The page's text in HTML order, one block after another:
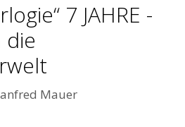
7 JAHRE -
die
Mauer